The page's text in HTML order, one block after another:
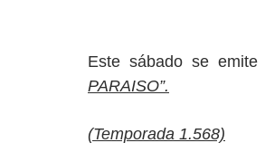
Este sábado se
PARAISO”.
(Temporada 1.568)